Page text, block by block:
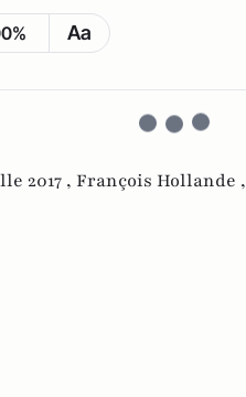
Aa
2017 , François Hollande ,